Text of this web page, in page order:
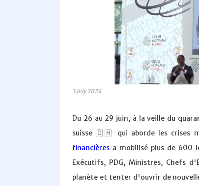
3 July 2024
Du 26 au 29 juin, à la veille du
suisse 🇨🇭 qui aborde les crises
financières a mobilisé plus de 600
Exécutifs, PDG, Ministres, Chefs
planète et tenter d'ouvrir de